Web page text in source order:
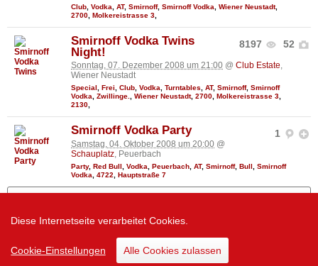
Diese Internetseite verarbeitet Cookies.
Cookie-Einstellungen Alle Cookies zulassen
Club Vodka AT, Smirnoff, Smirnoff Vodka Wiener Neustadt,
2700 Molkereistrasse 3
8197 52
Smirnoff Vodka Twins
Night!
Sonntag, 07. Dezember 2008 um 21:00 @ Club Estate,
Wiener Neustadt
Special, Frei, Club, Vodka, Turntables, AT, Smirnoff, Smirnoff
Vodka, Zwillinge., Wiener Neustadt, 2700, Molkereistrasse 3,
2130,
1
Smirnoff Vodka Party
Samstag, 04. Oktober 2008 um 20:00 @
Schauplatz , Peuerbach
Party, Red Bull Vodka Peuerbach AT, Smirnoff, Bull
Smirnoff
Vodka
4722 Hauptstraße 7